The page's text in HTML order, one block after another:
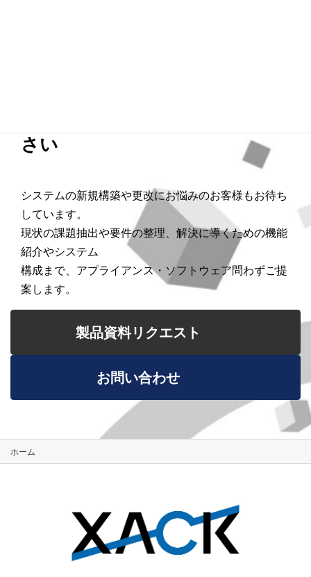
さい
システムの新規構築や更改にお悩みのお客様もお待ち
しています。
現状の課題抽出や要件の整理、解決に導くための機能
紹介やシステム
構成まで、アプライアンス・ソフトウェア問わずご提
案します。
製品資料リクエスト
お問い合わせ
ホーム